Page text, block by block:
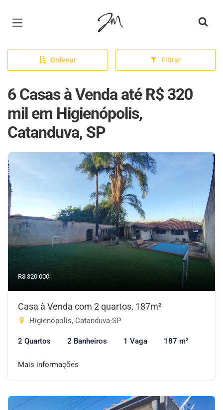
Página inicial
Ordenar Filtrar
6 Casas à Venda até R$ 320
mil em Higienópolis,
Catanduva, SP
R$ 320.000
Casa à Venda com 2 quartos, 187m²
Higienópolis, Catanduva-SP
2 Quartos 2 Banheiros 1 Vaga 187 m²
Mais informações